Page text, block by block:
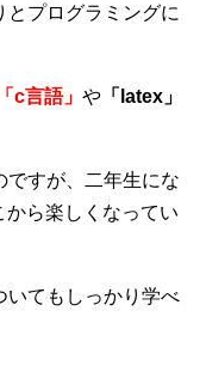
プログラミングに
「c言語」 や 「latex」
ですが、二年生にな
から楽しくなってい
いてもしっかり学べ